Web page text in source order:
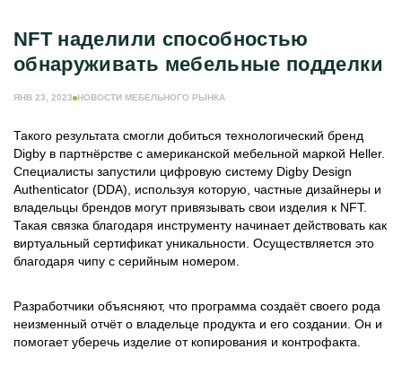
NFT наделили способностью
обнаруживать мебельные подделки
ЯНВ 23, 2023 НОВОСТИ МЕБЕЛЬНОГО РЫНКА
Такого результата смогли добиться технологический бренд
Digby в партнёрстве с американской мебельной маркой Heller.
Специалисты запустили цифровую систему Digby Design
Authenticator (DDA), используя которую, частные дизайнеры и
владельцы брендов могут привязывать свои изделия к NFT.
Такая связка благодаря инструменту начинает действовать как
виртуальный сертификат уникальности. Осуществляется это
благодаря чипу с серийным номером.
Разработчики объясняют, что программа создаёт своего рода
неизменный отчёт о владельце продукта и его создании. Он и
помогает уберечь изделие от копирования и контрофакта.